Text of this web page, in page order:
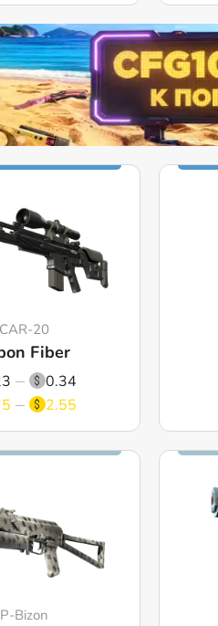
20
Fiber
0.34
2.55
Bizon